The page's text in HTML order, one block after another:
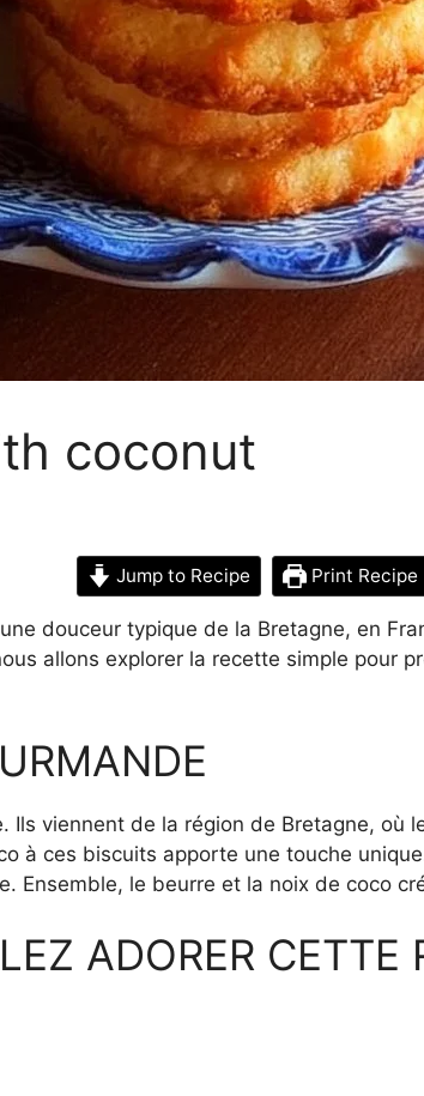
coconut
Jump to Recipe Print Recipe
douceur typique de la Bretagne, en
allons explorer la recette simple pour
Ils viennent de la région de Bretagne, où
à ces biscuits apporte une touche
Ensemble, le beurre et la noix de coco
ADORER CETTE